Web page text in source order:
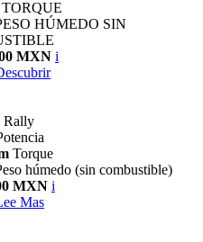
TORQUE
HÚMEDO SIN
MXN i
Rally
Torque
húmedo (sin combustible)
MXN i
Mas